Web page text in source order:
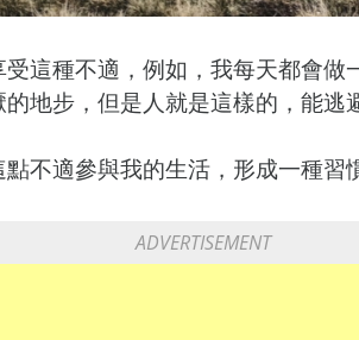
這種不適，例如，我每天都會做
地步，但是人就是這樣的，能逃
不適參與我的生活，形成一種習